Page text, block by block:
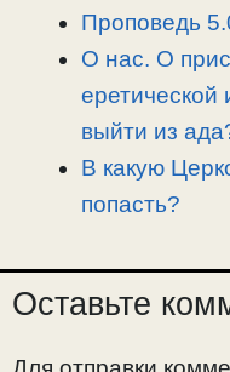
Проповедь
О нас. О
еретической
выйти из
В какую
попасть?
Оставьте